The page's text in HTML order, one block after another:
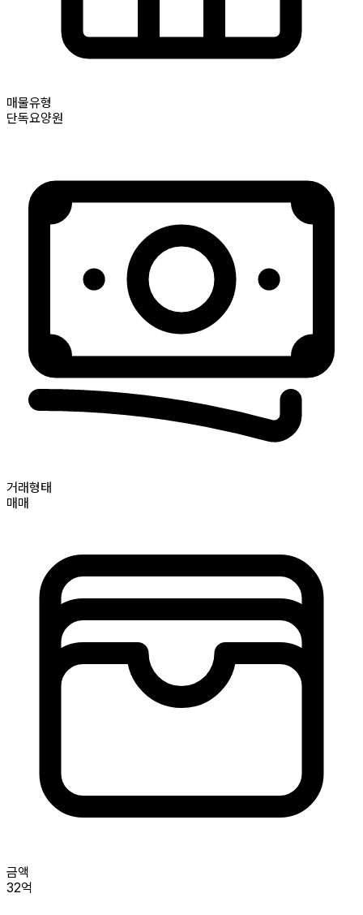
매물유형
단독요양원
거래형태
매매
금액
32억